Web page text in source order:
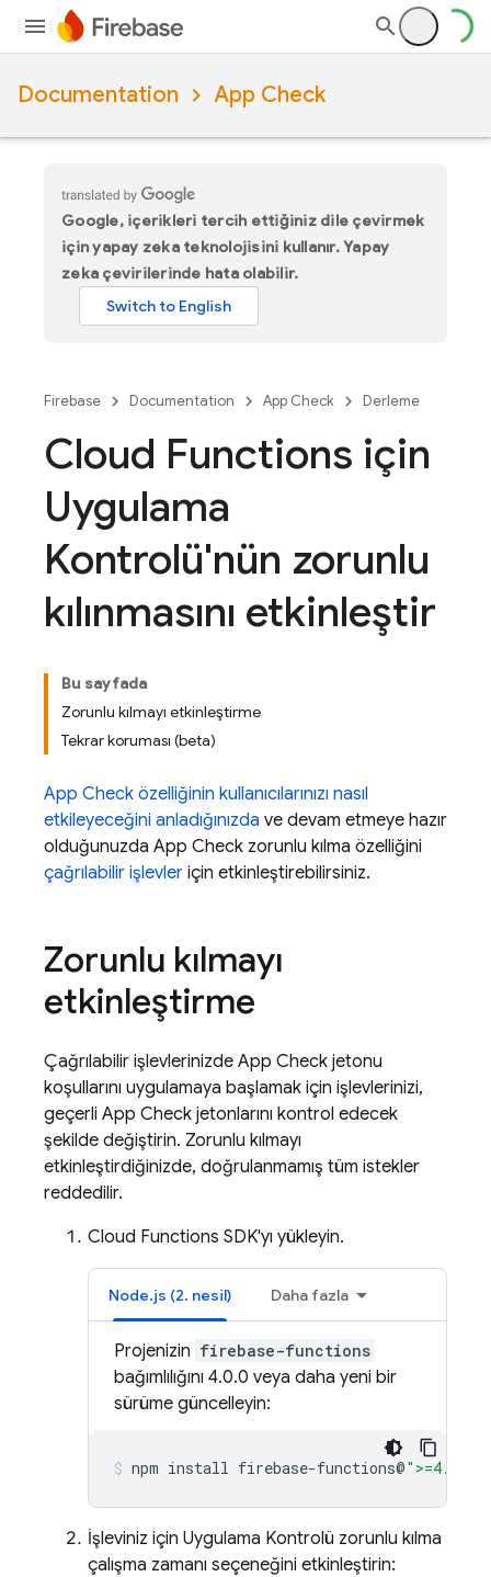
Documentation App Check
Google, içerikleri tercih ettiğiniz dile çevirmek
için yapay zeka teknolojisini kullanır. Yapay
zeka çevirilerinde hata olabilir.
Firebase Documentation App Check Derleme
Cloud Functions için
Uygulama
Kontrolü'nün zorunlu
kılınmasını etkinleştir
Bu sayfada
Zorunlu kılmayı etkinleştirme
Tekrar koruması (beta)
App Check özelliğinin kullanıcılarınızı nasıl
etkileyeceğini anladığınızda ve devam etmeye hazır
olduğunuzda App Check zorunlu kılma özelliğini
çağrılabilir işlevler için etkinleştirebilirsiniz.
Zorunlu kılmayı
etkinleştirme
Çağrılabilir işlevlerinizde App Check jetonu
koşullarını uygulamaya başlamak için işlevlerinizi,
geçerli App Check jetonlarını kontrol edecek
şekilde değiştirin. Zorunlu kılmayı
etkinleştirdiğinizde, doğrulanmamış tüm istekler
reddedilir.
Cloud Functions SDK'yı yükleyin.
Node.js (2. nesil) Daha fazla
Projenizin firebase-functions
bağımlılığını 4.0.0 veya daha yeni bir
sürüme güncelleyin:
npm install firebase-functions@">=4.0.0"
İşleviniz için Uygulama Kontrolü zorunlu kılma
çalışma zamanı seçeneğini etkinleştirin: